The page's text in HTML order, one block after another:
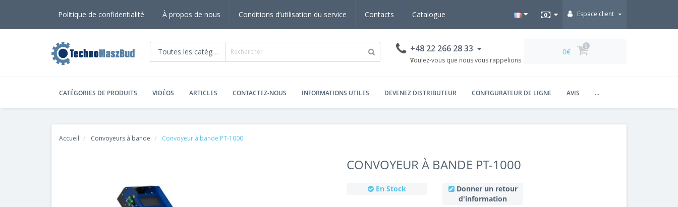
Politique de confidentialité À propos de nous Conditions d’utilisation du service Contacts Catalogue Espace client
Toutes les catégories +48 22 266 28 33
Voulez-vous que nous vous rappelions ?
0€
0
CATÉGORIES DE PRODUITS VIDÉOS ARTICLES CONTACTEZ-NOUS INFORMATIONS UTILES DEVENEZ DISTRIBUTEUR CONFIGURATEUR DE LIGNE AVIS ...
Accueil Convoyeurs à bande Convoyeur à bande PT-1000
CONVOYEUR À BANDE PT-1000
En Stock
Donner un retour
d'information